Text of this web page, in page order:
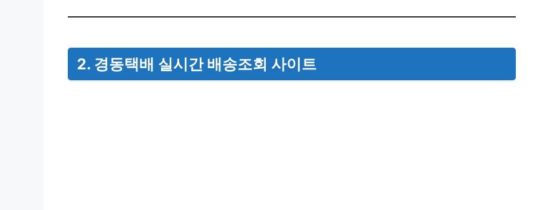
2. 경동택배 실시간 배송조회 사이트